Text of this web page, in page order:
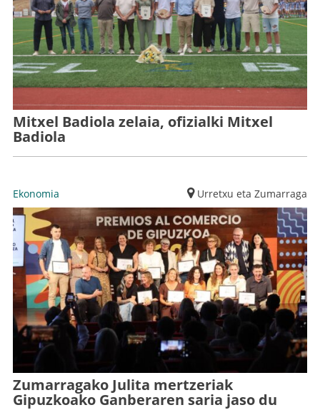
Mitxel Badiola zelaia, ofizialki Mitxel
Badiola
Ekonomia Urretxu eta Zumarraga
Zumarragako Julita mertzeriak
Gipuzkoako Ganberaren saria jaso du